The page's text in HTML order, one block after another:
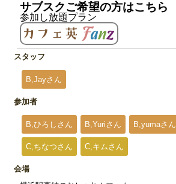
サブスクご希望の方はこちら
参加し放題プラン
スタッフ
B,Jayさん
参加者
B,ひろしさん B,Yuriさん B,yumaさん
C,ちなつさん C,キムさん
会場